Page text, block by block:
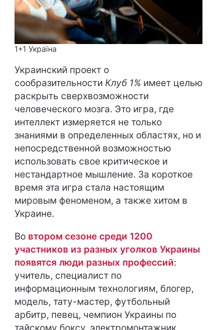
1+1 Україна
Украинский проект о
сообразительности Клуб 1% имеет целью
раскрыть сверхвозможности
человеческого мозга. Это игра, где
интеллект измеряется не только
знаниями в определенных областях, но и
непосредственной возможностью
использовать свое критическое и
нестандартное мышление. За короткое
время эта игра стала настоящим
мировым феноменом, а также хитом в
Украине.
Во втором сезоне среди 1200
участников из разных уголков Украины
появятся люди разных профессий:
учитель, специалист по
информационным технологиям, блогер,
модель, тату-мастер, футбольный
арбитр, певец, чемпион Украины по